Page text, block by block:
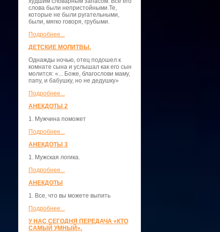
слова были непристойными.Те,
которые не были ругательными,
были, мягко говоря, грубыми.
Подробнее...
ДЕТСКИЕ МОЛИТВЫ.
Однажды ночью, отец подошел к
комнате сына и услышал как его сын
молится: «... Боже, благослови маму,
папу, и бабушку, но не дедушку»
Подробнее...
АНЕКДОТЫ 2
1. Мужчина поможет
Подробнее...
АНЕКДОТЫ 3
1. Мужская логика.
Подробнее...
АНЕКДОТЫ
1. Все, что вы можете выпить
Подробнее...
У НАС СЕГОДНЯ ПЕРЕДАЧА «КТО
САМЫЙ УМНЫЙ».